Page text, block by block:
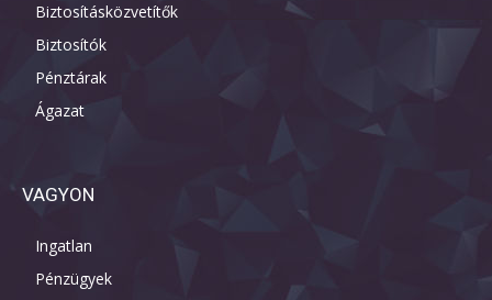
Biztosításközvetítők
Biztosítók
Pénztárak
Ágazat
VAGYON
Ingatlan
Pénzügyek